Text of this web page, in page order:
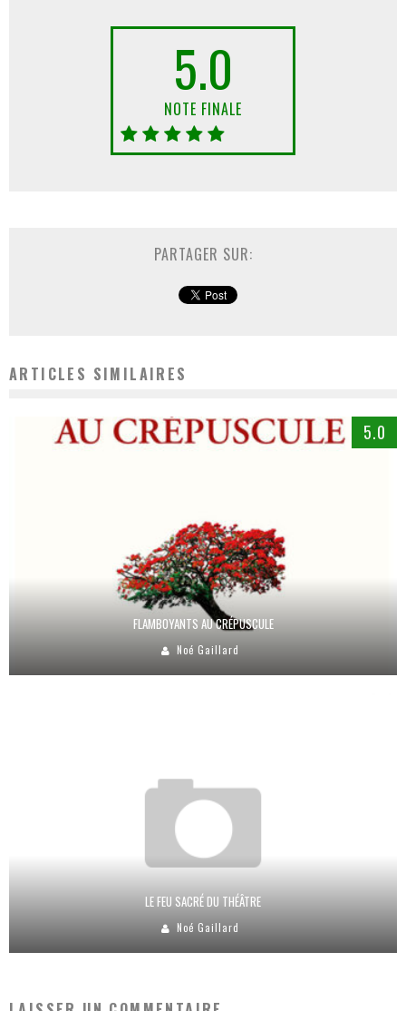
5.0
NOTE FINALE
PARTAGER SUR:
ARTICLES SIMILAIRES
5.0
FLAMBOYANTS AU CRÉPUSCULE
Noé Gaillard
LE FEU SACRÉ DU THÉÂTRE
Noé Gaillard